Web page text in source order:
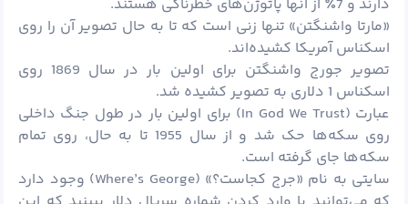
دارند و 7٪ از آنها پاتوژن‌های خطرناکی هستند.
«مارتا واشنگتن» تنها زنی است که تا به حال تصویر آن را روی
اسکناس آمریکا کشیده‌اند.
تصویر جورج واشنگتن برای اولین بار در سال 1869 روی
اسکناس 1 دلاری به تصویر کشیده شد.
عبارت (In God We Trust) برای اولین بار در طول جنگ داخلی
روی سکه‌ها حک شد و از سال 1955 تا به حال، روی تمام
سکه‌ها جای گرفته است.
سایتی به نام «جرج کجاست؟» (Where’s George) وجود دارد